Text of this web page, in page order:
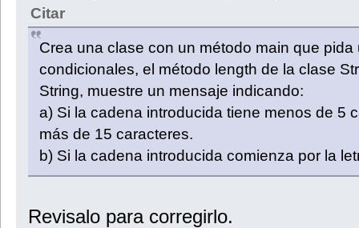
Citar
Crea una clase con un método main que
condicionales, el método length de la clase
String, muestre un mensaje indicando:
a) Si la cadena introducida tiene menos de 5
más de 15 caracteres.
b) Si la cadena introducida comienza por la
Revisalo para corregirlo.